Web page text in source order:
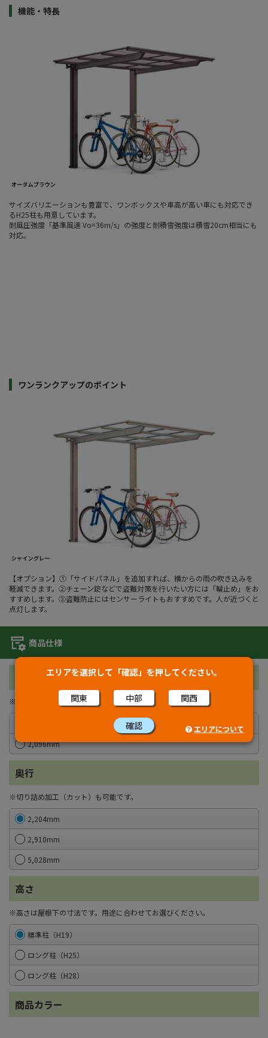
機能・特長
サイズバリエーションも豊富で、ワンボックスや車高が高い車にも対応でき
るH25柱も用意しています。
耐風圧強度「基準風速 Vo=36m/s」の強度と耐積雪強度は積雪20cm相当にも
対応。
ワンランクアップのポイント
【オプション】①「サイドパネル」を追加すれば、横からの雨の吹き込みを
軽減できます。②チェーン錠などで盗難対策を行いたい方には「輪止め」をお
すすめします。③盗難防止にはセンサーライトもおすすめです。人が近づくと
点灯します。
エリアを選択して「確認」を押してください。
関東 中部 関西
確認 エリアについて
商品仕様
※切り詰め加工（カット）も可能です。
2,096mm
奥行
※切り詰め加工（カット）も可能です。
2,204mm
2,910mm
5,028mm
高さ
※高さは屋根下の寸法です。用途に合わせてお選びください。
標準柱（H19）
ロング柱（H25）
ロング柱（H28）
商品カラー